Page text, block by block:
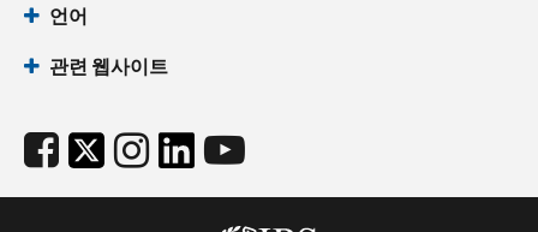
언어
관련 웹사이트